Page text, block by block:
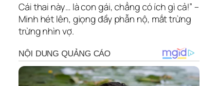
Cái thai này… là con gái, chẳng có ích gì cả!” –
Minh hét lên, giọng đầy phẫn nộ, mắt trừng
trừng nhìn vợ.